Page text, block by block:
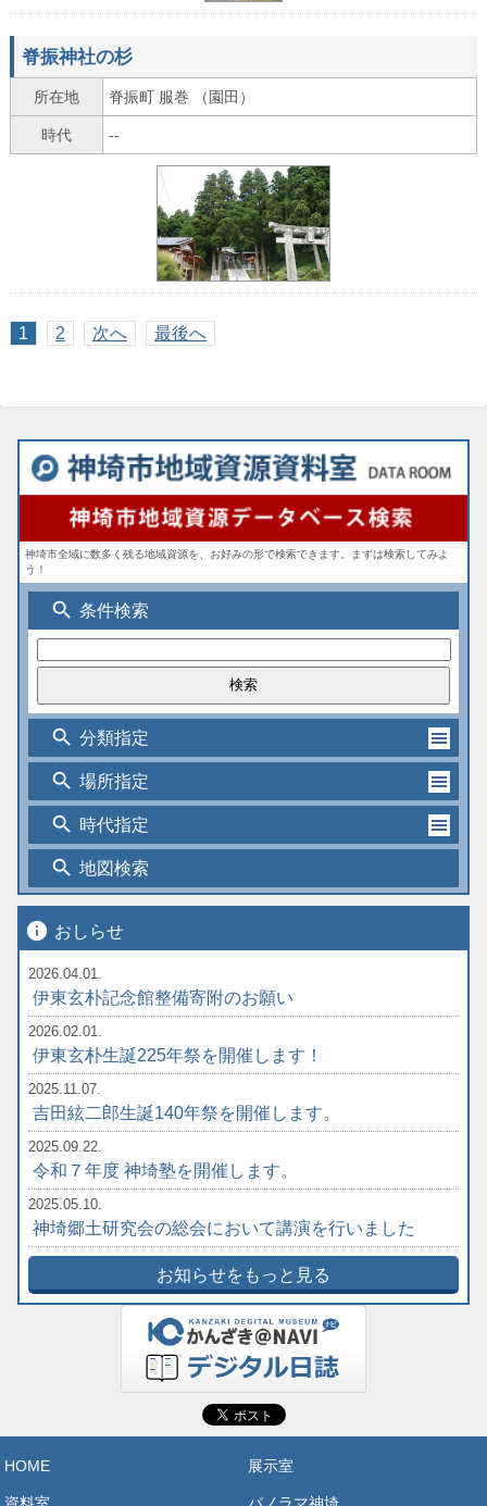
脊振神社の杉
所在地 脊振町 服巻 （園田）
時代 --
1 2 次へ 最後へ
神埼市全域に数多く残る地域資源を、お好みの形で検索できます。まずは検索してみよ
う！
search 条件検索
search 分類指定
search 場所指定
search 時代指定
search 地図検索
info おしらせ
2026.04.01.
伊東玄朴記念館整備寄附のお願い
2026.02.01.
伊東玄朴生誕225年祭を開催します！
2025.11.07.
吉田絃二郎生誕140年祭を開催します。
2025.09.22.
令和７年度 神埼塾を開催します。
2025.05.10.
神埼郷土研究会の総会において講演を行いました
お知らせをもっと見る
HOME 展示室